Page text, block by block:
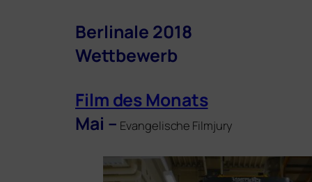
Berlinale 2018
Wettbewerb
Film des Monats
Mai – Evangelische Filmjury